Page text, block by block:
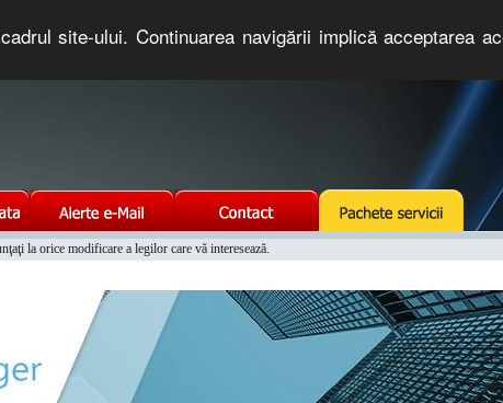
site-ului. Continuarea navigării implică acceptarea
la orice modificare a legilor care vă interesează.